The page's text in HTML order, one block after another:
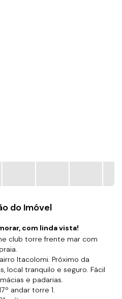
do Imóvel
com linda vista!
club torre frente mar com
Itacolomi. Próximo da
local tranquilo e seguro. Fácil
e padarias.
andar torre 1.